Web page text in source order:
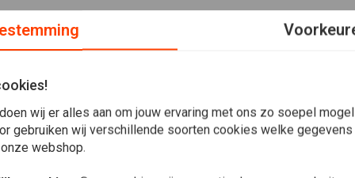
roestvrij; zwarte alu drager; links rechts; 11,8 '' /
montagegaten; 3,25 "boutcirkel montagegaten Past op
wij er alles aan om jouw ervaring met ons zo soepel
gebruiken wij verschillende soorten cookies welke
webshop.